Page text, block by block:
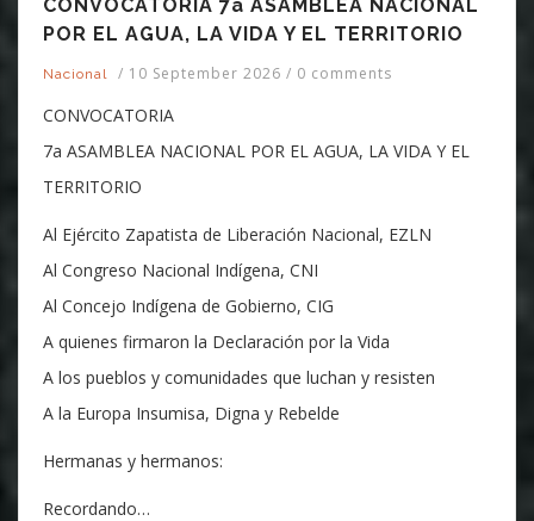
CONVOCATORIA 7a ASAMBLEA NACIONAL
POR EL AGUA, LA VIDA Y EL TERRITORIO
Nacional / 10 September 2026 / 0 comments
CONVOCATORIA
7a ASAMBLEA NACIONAL POR EL AGUA, LA VIDA Y EL
TERRITORIO
Al Ejército Zapatista de Liberación Nacional, EZLN
Al Congreso Nacional Indígena, CNI
Al Concejo Indígena de Gobierno, CIG
A quienes firmaron la Declaración por la Vida
A los pueblos y comunidades que luchan y resisten
A la Europa Insumisa, Digna y Rebelde
Hermanas y hermanos:
Recordando…